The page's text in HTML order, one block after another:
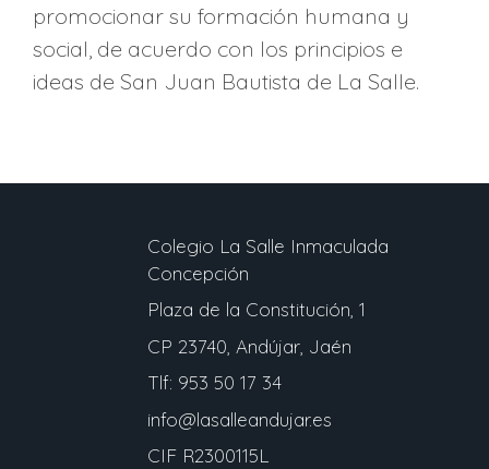
promocionar su formación humana y
social, de acuerdo con los principios e
ideas de San Juan Bautista de La Salle.
Colegio La Salle Inmaculada
Concepción
Plaza de la Constitución, 1
CP 23740, Andújar, Jaén
Tlf: 953 50 17 34
info@lasalleandujar.es
CIF R2300115L